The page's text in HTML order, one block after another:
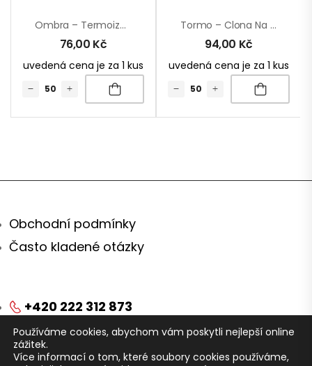
Ombra – Termoizolační Fólie Na Okno Auta
76,00 Kč
uvedená cena je za 1 kus
Tormo – Clona Na Přední Sklo
94,00 Kč
uvedená cena je za 1 kus
Obchodní podmínky
Často kladené otázky
+420 222 312 873
obchod@arei.cz
Používáme cookies, abychom vám poskytli nejlepší online
zážitek.
Více informací o tom, které soubory cookies používáme,